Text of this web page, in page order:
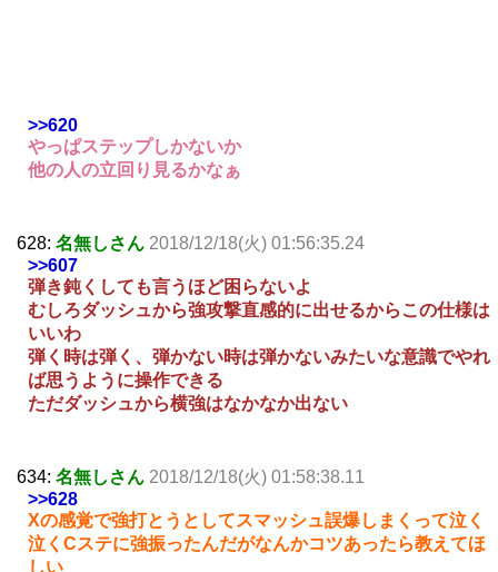
>>620
やっぱステップしかないか
他の人の立回り見るかなぁ
628: 名無しさん 2018/12/18(火) 01:56:35.24
>>607
弾き鈍くしても言うほど困らないよ
むしろダッシュから強攻撃直感的に出せるからこの仕様は
いいわ
弾く時は弾く、弾かない時は弾かないみたいな意識でやれ
ば思うように操作できる
ただダッシュから横強はなかなか出ない
634: 名無しさん 2018/12/18(火) 01:58:38.11
>>628
Xの感覚で強打とうとしてスマッシュ誤爆しまくって泣く
泣くCステに強振ったんだがなんかコツあったら教えてほ
しい